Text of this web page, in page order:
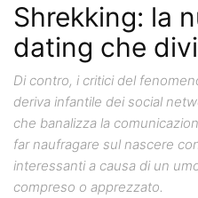
Shrekking: la
dating che
Di contro, i critici del
deriva infantile dei social
che banalizza la
far naufragare sul nascere
interessanti a causa di un
compreso o apprezzato.